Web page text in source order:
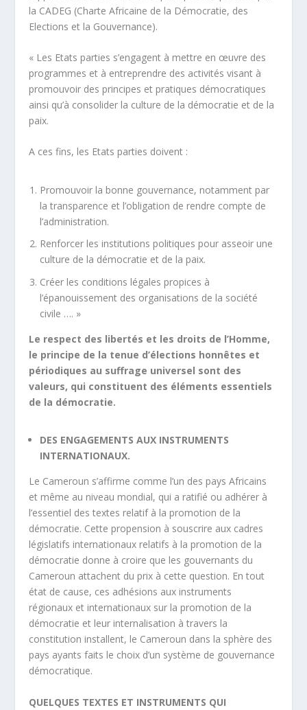
la CADEG (Charte Africaine de la Démocratie, des
Elections et la Gouvernance).
« Les Etats parties s’engagent à mettre en œuvre des
programmes et à entreprendre des activités visant à
promouvoir des principes et pratiques démocratiques
ainsi qu’à consolider la culture de la démocratie et de la
paix.
A ces fins, les Etats parties doivent :
Promouvoir la bonne gouvernance, notamment par
la transparence et l’obligation de rendre compte de
l’administration.
Renforcer les institutions politiques pour asseoir une
culture de la démocratie et de la paix.
Créer les conditions légales propices à
l’épanouissement des organisations de la société
civile …. »
Le respect des libertés et les droits de l’Homme,
le principe de la tenue d’élections honnêtes et
périodiques au suffrage universel sont des
valeurs, qui constituent des éléments essentiels
de la démocratie.
DES ENGAGEMENTS AUX INSTRUMENTS
INTERNATIONAUX.
Le Cameroun s’affirme comme l’un des pays Africains
et même au niveau mondial, qui a ratifié ou adhérer à
l’essentiel des textes relatif à la promotion de la
démocratie. Cette propension à souscrire aux cadres
législatifs internationaux relatifs à la promotion de la
démocratie donne à croire que les gouvernants du
Cameroun attachent du prix à cette question. En tout
état de cause, ces adhésions aux instruments
régionaux et internationaux sur la promotion de la
démocratie et leur internalisation à travers la
constitution installent, le Cameroun dans la sphère des
pays ayants faits le choix d’un système de gouvernance
démocratique.
QUELQUES TEXTES ET INSTRUMENTS QUI